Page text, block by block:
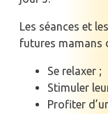
Les séances et
futures mamans
Se relaxer ;
Stimuler
Profiter